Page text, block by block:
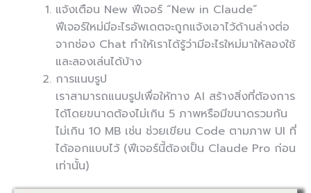
แจ้งเตือน New ฟีเจอร์ “New in Claude”
ฟีเจอร์ใหม่มีอะไรอัพเดตจะถูกแจ้งเอาไว้ด้านล่างต่อ
จากช่อง Chat ทำให้เราได้รู้ว่ามีอะไรใหม่มาให้ลองใช้
และลองเล่นได้บ้าง
การแนบรูป
เราสามารถแนบรูปเพื่อให้ทาง AI สร้างสิ่งที่ต้องการ
ได้โดยขนาดต้องไม่เกิน 5 ภาพหรือมีขนาดรวมกัน
ไม่เกิน 10 MB เช่น ช่วยเขียน Code ตามภาพ UI ที่
ได้ออกแบบไว้ (ฟีเจอร์นี้ต้องเป็น Claude Pro ก่อน
เท่านั้น)